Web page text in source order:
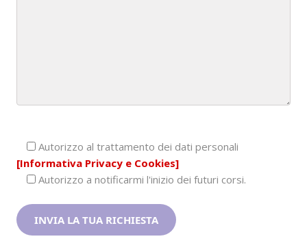
Autorizzo al trattamento dei dati personali
[Informativa Privacy e Cookies]
Autorizzo a notificarmi l'inizio dei futuri corsi.